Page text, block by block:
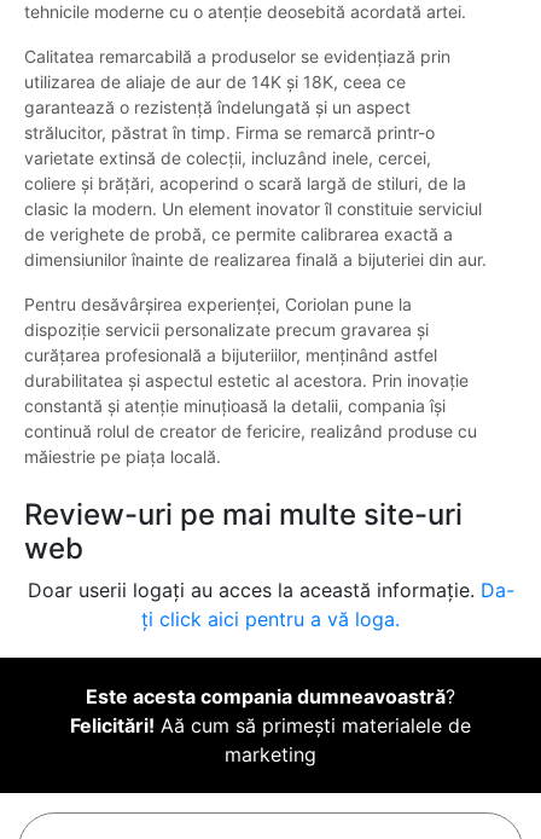
tehnicile moderne cu o atenție deosebită acordată artei.
Calitatea remarcabilă a produselor se evidențiază prin
utilizarea de aliaje de aur de 14K și 18K, ceea ce
garantează o rezistență îndelungată și un aspect
strălucitor, păstrat în timp. Firma se remarcă printr-o
varietate extinsă de colecții, incluzând inele, cercei,
coliere și brățări, acoperind o scară largă de stiluri, de la
clasic la modern. Un element inovator îl constituie serviciul
de verighete de probă, ce permite calibrarea exactă a
dimensiunilor înainte de realizarea finală a bijuteriei din aur.
Pentru desăvârșirea experienței, Coriolan pune la
dispoziție servicii personalizate precum gravarea și
curățarea profesională a bijuteriilor, menținând astfel
durabilitatea și aspectul estetic al acestora. Prin inovație
constantă și atenție minuțioasă la detalii, compania își
continuă rolul de creator de fericire, realizând produse cu
măiestrie pe piața locală.
Review-uri pe mai multe site-uri
web
Doar userii logați au acces la această informație. Da-
ți click aici pentru a vă loga.
Este acesta compania dumneavoastră?
Felicitări! Aă cum să primești materialele de
marketing